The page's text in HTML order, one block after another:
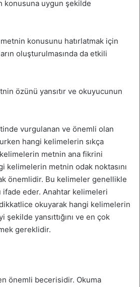
konusuna uygun şekilde
konusunu hatırlatmak için
oluşturulmasında da etkili
özünü yansıtır ve okuyucunun
vurgulanan ve önemli olan
hangi kelimelerin sıkça
kelimelerin metnin ana fikrini
kelimelerin metnin odak noktasını
önemlidir. Bu kelimeler genellikle
ifade eder. Anahtar kelimeleri
okuyarak hangi kelimelerin
yansıttığını ve en çok
gereklidir.
önemli becerisidir. Okuma